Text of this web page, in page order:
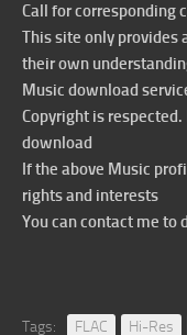
Call for corresponding
This site only provides
their own
Music download
Copyright is
download
If the above Music
rights and interests
You can contact me to
Tags: FLAC Hi-Res